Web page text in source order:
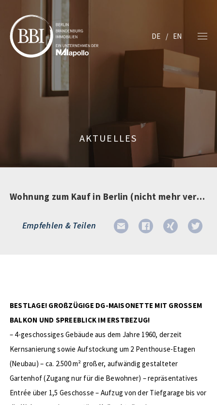
DE EN
AKTUELLES
Wohnung zum Kauf in Berlin (nicht mehr verfügbar)
Empfehlen & Teilen
BESTLAGE! GROßZÜGIGE DG-MAISONETTE MIT GROSSEM
BALKON UND SPREEBLICK IM ERSTBEZUG!
– 4-geschossiges Gebäude aus dem Jahre 1960, derzeit
Kernsanierung sowie Aufstockung um 2 Penthouse-Etagen
(Neubau) – ca. 2.500 m² großer, aufwändig gestalteter
Gartenhof (Zugang nur für die Bewohner) – repräsentatives
Entrée über 1,5 Geschosse – Aufzug von der Tiefgarage bis vor